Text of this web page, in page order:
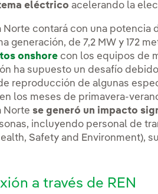
eléctrico acelerando la
Norte contará con una potencia
generación, de 7,2 MW y 172
onshore con los equipos de
ha supuesto un desafío
reproducción de algunas
los meses de primavera-
Norte se generó un impacto
incluyendo personal de
Safety and Environment),
a través de REN